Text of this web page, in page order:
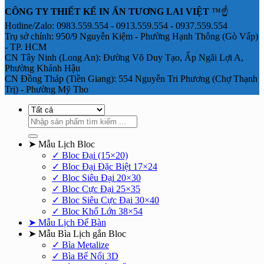
CÔNG TY THIẾT KẾ IN ẤN TƯƠNG LAI VIỆT ™☝️
Hotline/Zalo: 0983.559.554 - 0913.559.554 - 0937.559.554
Trụ sở chính: 950/9 Nguyễn Kiệm - Phường Hạnh Thông (Gò Vấp)
- TP. HCM
CN Tây Ninh (Long An): Đường Võ Duy Tạo, Ấp Ngãi Lợi A,
Phường Khánh Hậu
CN Đồng Tháp (Tiền Giang): 554 Nguyễn Tri Phương (Chợ Thạnh
Trị) - Phường Mỹ Tho
Tìm
kiếm:
➤ Mẫu Lịch Bloc
✓ Bloc Đại (15×20)
✓ Bloc Đại Đặc Biệt 17×24
✓ Bloc Siêu Đại 20×30
✓ Bloc Cực Đại 25×35
✓ Bloc Siêu Cực Đại 30×40
✓ Bloc Khổ Lớn 38×54
➤ Mẫu Lịch Để Bàn
➤ Mẫu Bìa Lịch gắn Bloc
✓ Bìa Metalize
✓ Bìa Bế Nổi 3D